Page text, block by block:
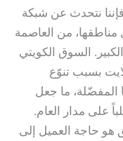
فإننا نتحدث عن شبكة
من العاصمة
السوق الكويتي
بسبب تنوّع
المفضّلة، ما جعل
على مدار العام.
هو حاجة العميل إلى